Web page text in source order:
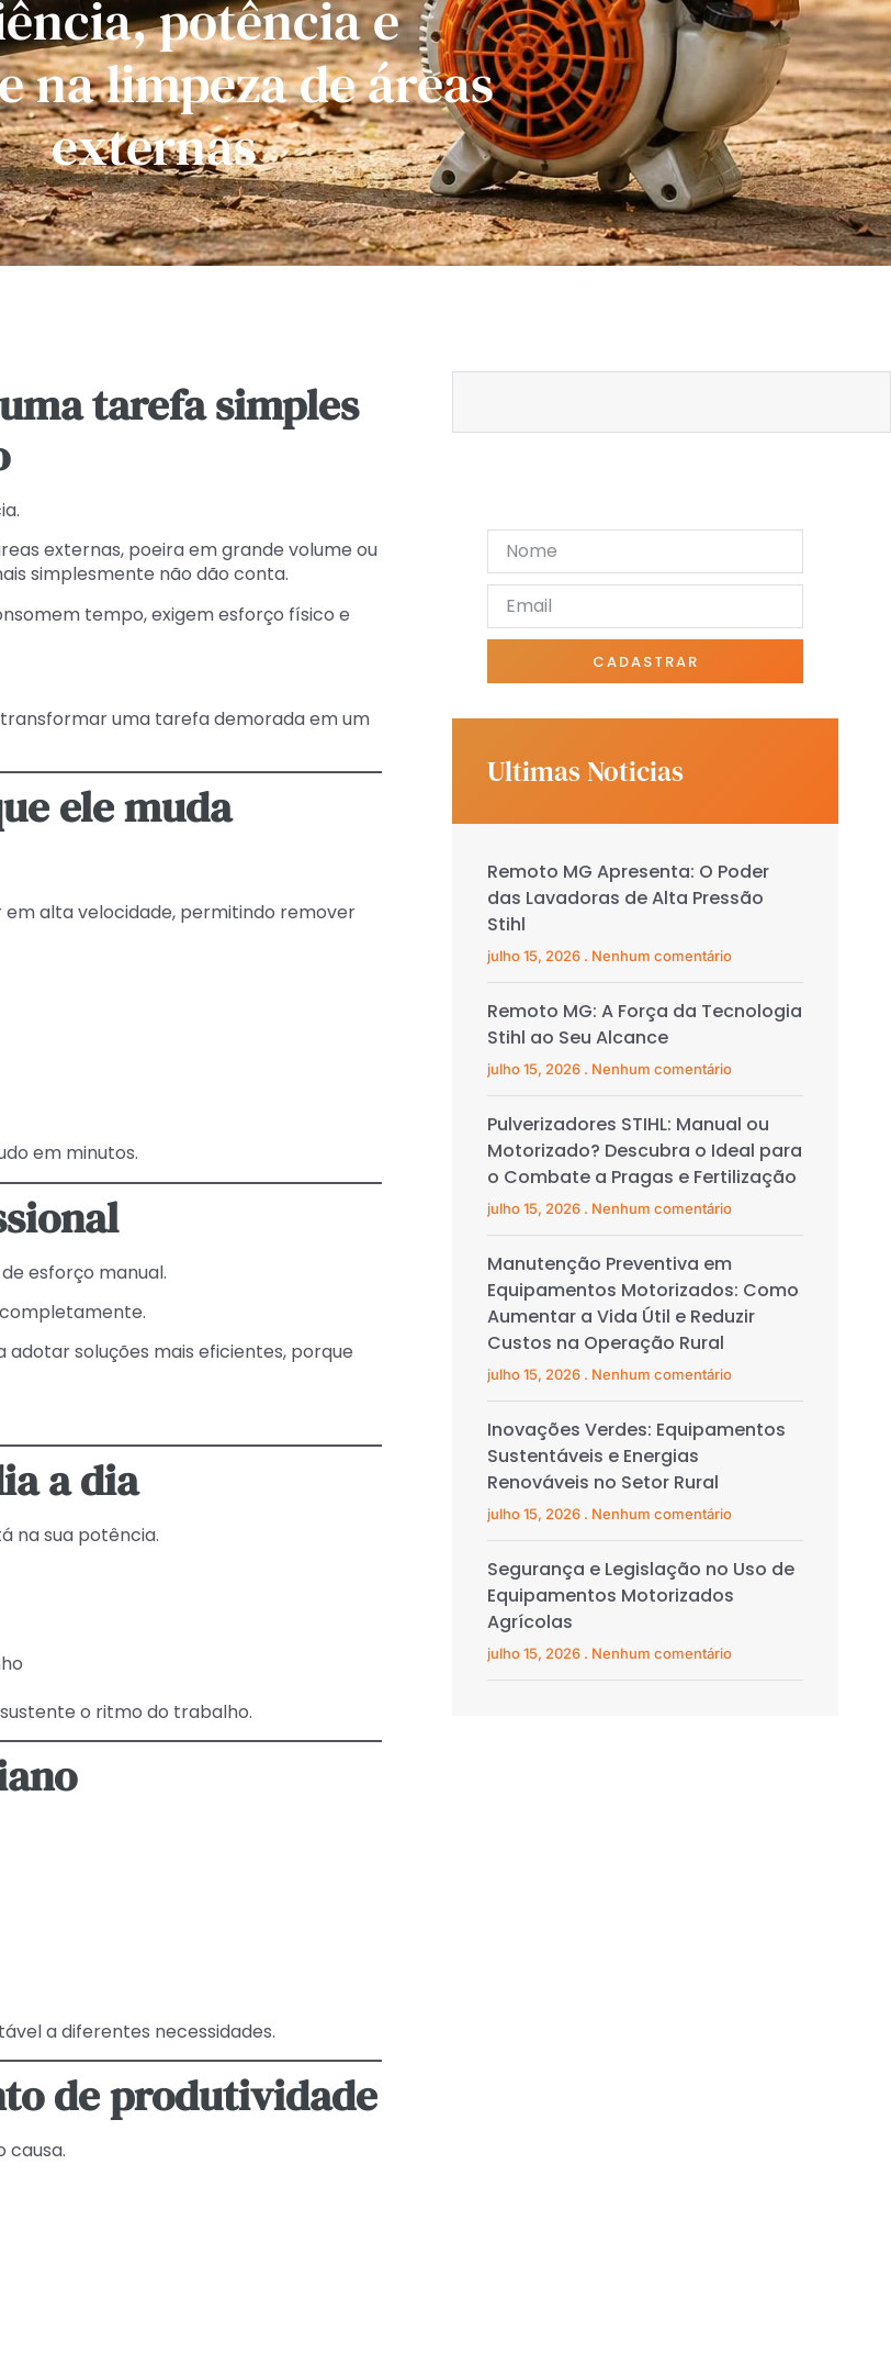
potência e
na limpeza de áreas
externas
tarefa simples
externas, poeira em grande volume ou
simplesmente não dão conta.
tempo, exigem esforço físico e
uma tarefa demorada em um
ele muda
alta velocidade, permitindo remover
em minutos.
esforço manual.
adotar soluções mais eficientes, porque
a dia
na sua potência.
o ritmo do trabalho.
a diferentes necessidades.
de produtividade
causa.
CADASTRAR
Ultimas Noticias
Remoto MG Apresenta: O Poder
das Lavadoras de Alta Pressão
Stihl
julho 15, 2026 Nenhum comentário
Remoto MG: A Força da Tecnologia
Stihl ao Seu Alcance
julho 15, 2026 Nenhum comentário
Pulverizadores STIHL: Manual ou
Motorizado? Descubra o Ideal para
o Combate a Pragas e Fertilização
julho 15, 2026 Nenhum comentário
Manutenção Preventiva em
Equipamentos Motorizados: Como
Aumentar a Vida Útil e Reduzir
Custos na Operação Rural
julho 15, 2026 Nenhum comentário
Inovações Verdes: Equipamentos
Sustentáveis e Energias
Renováveis no Setor Rural
julho 15, 2026 Nenhum comentário
Segurança e Legislação no Uso de
Equipamentos Motorizados
Agrícolas
julho 15, 2026 Nenhum comentário